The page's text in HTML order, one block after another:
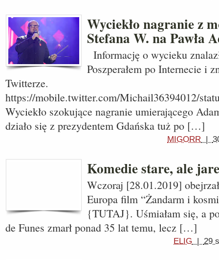
Wyciekło nagranie z
Stefana W. na Pawła
Informację o wycieku
Poszperałem po Internecie i
Twitterze.
https://mobile.twitter.com/Michail36394012/
Wyciekło szokujące nagranie umierającego
działo się z prezydentem Gdańska tuż po […]
MIGORR |
Komedie stare, ale jare
Wczoraj [28.01.2019]
Europa film “Żandarm i
{TUTAJ}. Uśmiałam się, a
de Funes zmarł ponad 35 lat temu, lecz […]
ELIG | 29